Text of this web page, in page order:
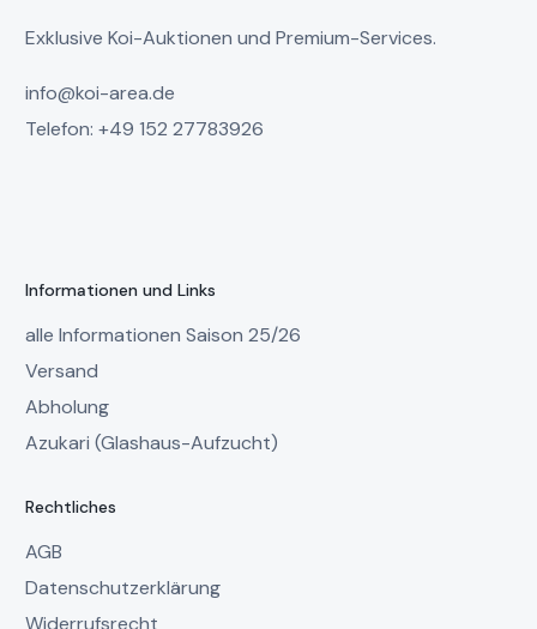
Exklusive Koi-Auktionen und Premium-Services.
info@koi-area.de
Telefon: +49 152 27783926
Informationen und Links
alle Informationen Saison 25/26
Versand
Abholung
Azukari (Glashaus-Aufzucht)
Rechtliches
AGB
Datenschutzerklärung